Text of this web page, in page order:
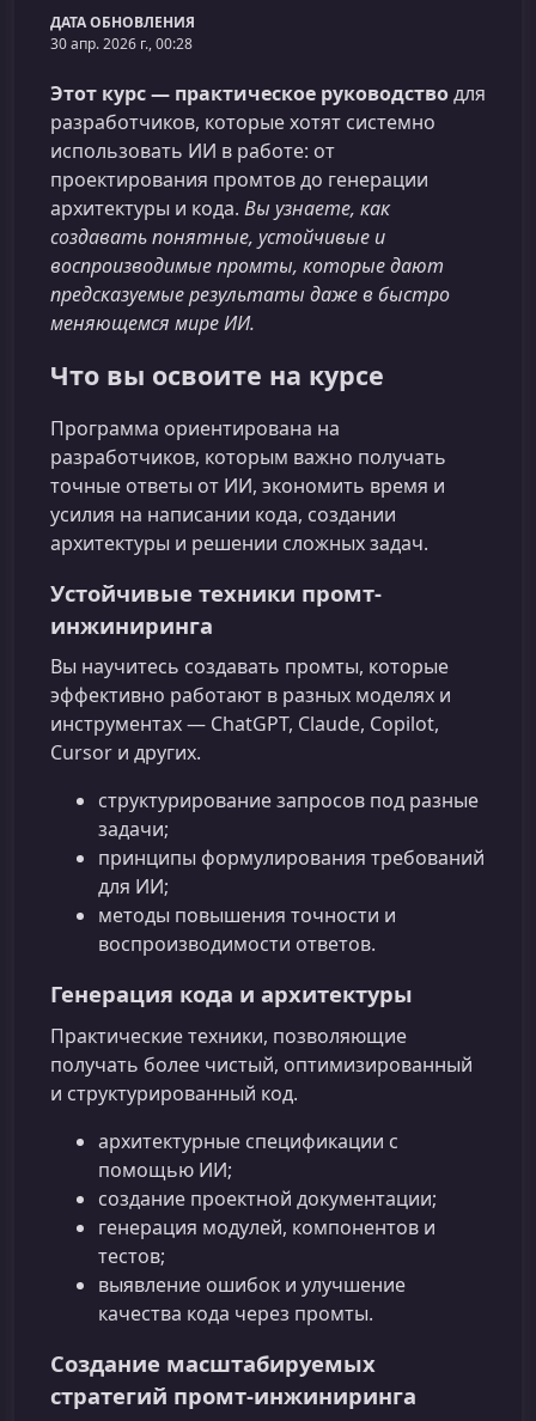
ДАТА ОБНОВЛЕНИЯ
30 апр. 2026 г., 00:28
Этот курс — практическое руководстводля
разработчиков, которые хотят системно
использовать ИИ в работе: от
проектирования промтов до генерации
архитектуры и кода. Вы узнаете, как
создавать понятные, устойчивые и
воспроизводимые промты, которые дают
предсказуемые результаты даже в быстро
меняющемся мире ИИ.
Что вы освоите на курсе
Программа ориентирована на
разработчиков, которым важно получать
точные ответы от ИИ, экономить время и
усилия на написании кода, создании
архитектуры и решении сложных задач.
Устойчивые техники промт-
инжиниринга
Вы научитесь создавать промты, которые
эффективно работают в разных моделях и
инструментах — ChatGPT, Claude, Copilot,
Cursor и других.
структурирование запросов под разные
задачи;
принципы формулирования требований
для ИИ;
методы повышения точности и
воспроизводимости ответов.
Генерация кода и архитектуры
Практические техники, позволяющие
получать более чистый, оптимизированный
и структурированный код.
архитектурные спецификации с
помощью ИИ;
создание проектной документации;
генерация модулей, компонентов и
тестов;
выявление ошибок и улучшение
качества кода через промты.
Создание масштабируемых
стратегий промт-инжиниринга